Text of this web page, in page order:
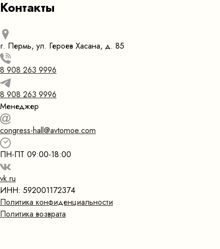
Контакты
г. Пермь, ул. Героев Хасана, д. 85
8 908 263 9996
8 908 263 9996
Менеджер
congress-hall@avtomoe.com
ПН-ПТ 09:00-18:00
vk.ru
ИНН: 592001172374
Политика конфиденциальности
Политика возврата